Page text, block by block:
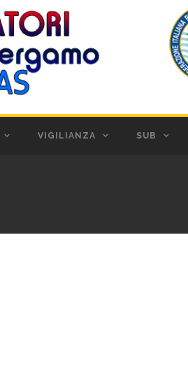
VIGILIANZA SUB